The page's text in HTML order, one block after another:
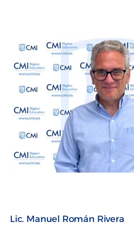
Lic. Manuel Román Rivera